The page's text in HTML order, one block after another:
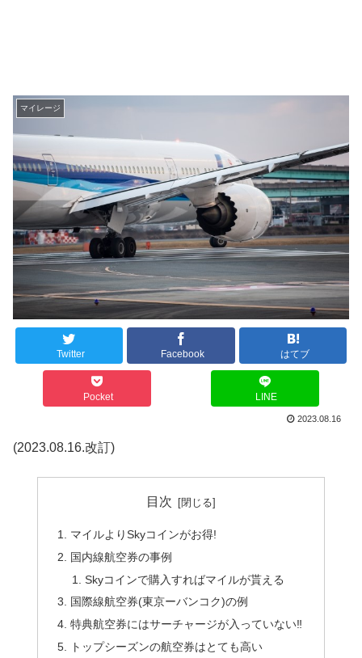
マイレージ
Twitter Facebook はてブ
Pocket LINE
2023.08.16
(2023.08.16.改訂)
目次
マイルよりSkyコインがお得!
国内線航空券の事例
Skyコインで購入すればマイルが貰える
国際線航空券(東京ーバンコク)の例
特典航空券にはサーチャージが入っていない‼
トップシーズンの航空券はとても高い